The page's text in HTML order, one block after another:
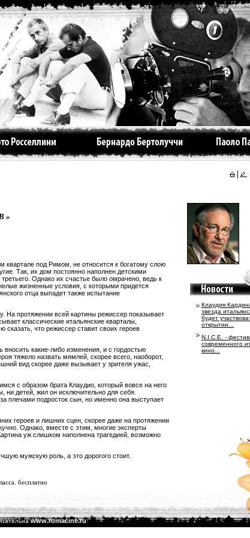
»
под Римом, не относится к богатому слою
Так, их дом постоянно наполнен детскими
Однако их счастье было омрачено, ведь к
жизненные условия, с которыми придется
отца выпадет также испытание
На протяжении всей картины режиссер показывает
классические итальянские кварталы,
что режиссер ставит своих героев
какие-либо изменения, и с гордостью
тяжело назвать мямлей, скорее всего, наоборот,
вид скорее даже вызывает у зрителя ужас,
с образом брата Клаудио, который вовсе на него
ни детей, жил он исключительно для себя.
плечами подросток сын, но именно она выступает
героев и лишних сцен, скорее даже на протяжении
Однако, вместе с этим, многие эксперты
уж слишком наполнена трагедией, возможно
мужскую роль, а это дорогого стоит.
бесплатно
Клаудия
звезда
будет
открытии...
N.I.C.E. -
современного
кино...
www.romacine.ru